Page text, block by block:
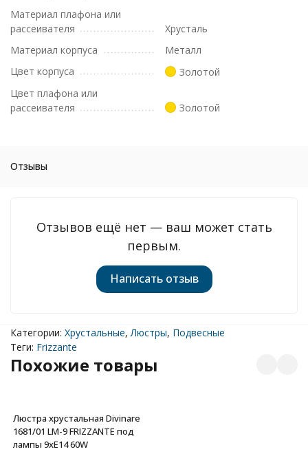
Материал плафона или
рассеивателя
Хрусталь
Материал корпуса
Металл
Цвет корпуса
Золотой
Цвет плафона или
рассеивателя
Золотой
Отзывы
Отзывов ещё нет — ваш может стать
первым.
Написать отзыв
Категории: Хрустальные, Люстры, Подвесные
Теги: Frizzante
Похожие товары
Люстра хрустальная Divinare
1681/01 LM-9 FRIZZANTE под
лампы 9xE14 60W